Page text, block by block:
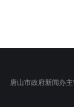
唐山市政府新闻办